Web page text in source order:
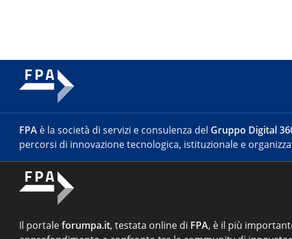
FPA è la società di servizi e consulenza del Gruppo Digital
percorsi di innovazione tecnologica, istituzionale e
Il portaleforumpa.it, testata online di FPA, è il più